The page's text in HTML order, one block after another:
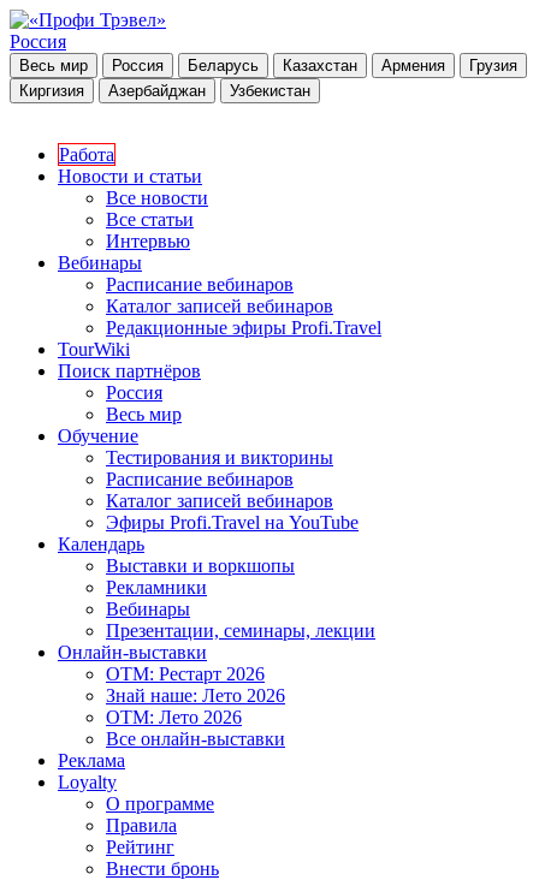
Россия
Весь мир Россия Беларусь Казахстан Армения
Грузия
Киргизия
Азербайджан Узбекистан
Работа
Новости и статьи
Все новости
Все статьи
Интервью
Вебинары
Расписание вебинаров
Каталог записей вебинаров
Редакционные эфиры Profi.Travel
TourWiki
Поиск партнёров
Россия
Весь мир
Обучение
Тестирования и викторины
Расписание вебинаров
Каталог записей вебинаров
Эфиры Profi.Travel на YouTube
Календарь
Выставки и воркшопы
Рекламники
Вебинары
Презентации, семинары, лекции
Онлайн-выставки
OTM: Рестарт 2026
Знай наше: Лето 2026
OTM: Лето 2026
Все онлайн-выставки
Реклама
Loyalty
О программе
Правила
Рейтинг
Внести бронь